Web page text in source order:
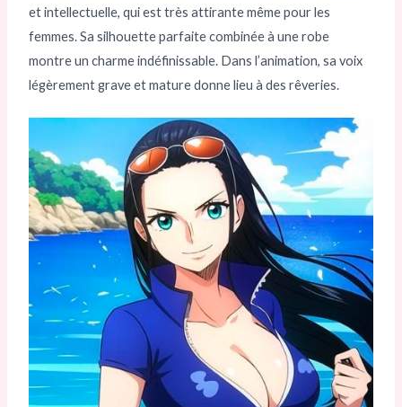
et intellectuelle, qui est très attirante même pour les
femmes. Sa silhouette parfaite combinée à une robe
montre un charme indéfinissable. Dans l’animation, sa voix
légèrement grave et mature donne lieu à des rêveries.